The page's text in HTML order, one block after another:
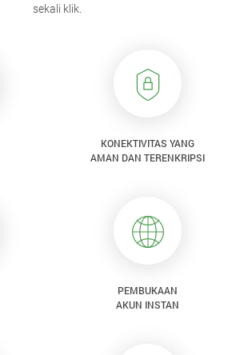
sekali klik.
KONEKTIVITAS YANG
AMAN DAN TERENKRIPSI
PEMBUKAAN
AKUN INSTAN